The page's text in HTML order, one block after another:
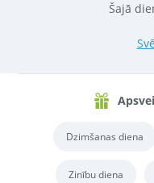
Šajā
Dzimšanas diena
Zinību diena